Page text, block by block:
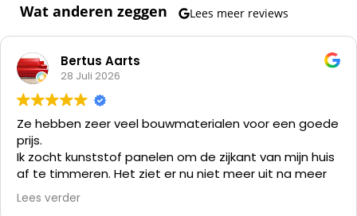
Wat anderen zeggen Lees meer reviews
Bertus Aarts
28 Juli 2026
Ze hebben zeer veel bouwmaterialen voor een goede
prijs.
Ik zocht kunststof panelen om de zijkant van mijn huis
af te timmeren. Het ziet er nu niet meer uit na meer
dan 35 jaar en verven kost me meer tijd dan alles er
af slopen en die kunststof panelen er op zetten.
Lees verder